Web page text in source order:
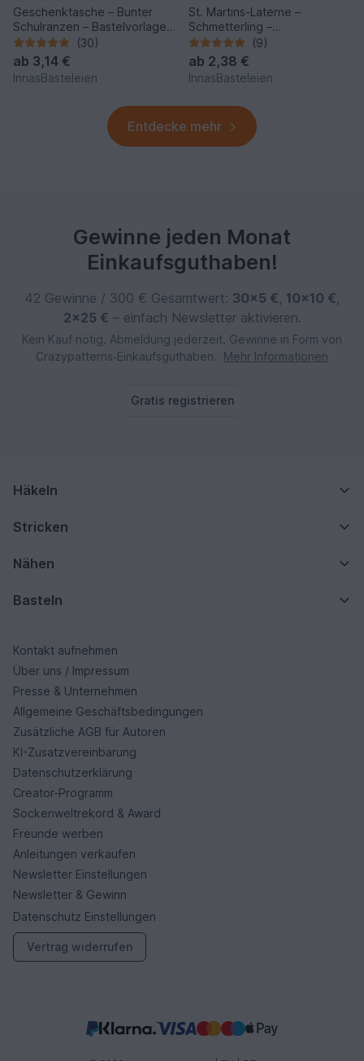
Geschenktasche – Bunter
Schulranzen – Bastelvorlagen
mit Anleitung(30)
ab 3,14 €
InnasBasteleien
St. Martins-Laterne –
Schmetterling –
Bastelanleitung und Vorlagen
(9)
ab 2,38 €
InnasBasteleien
Entdecke mehr
Gewinne jeden Monat
Einkaufsguthaben!
42 Gewinne / 300 € Gesamtwert: 30×5 €, 10×10 €,
2×25 € – einfach Newsletter aktivieren.
Kein Kauf nötig. Abmeldung jederzeit. Gewinne in Form von
Crazypatterns‑Einkaufsguthaben.
Mehr Informationen
Gratis registrieren
Häkeln
Stricken
Nähen
Basteln
Kontakt aufnehmen
Über uns / Impressum
Presse & Unternehmen
Allgemeine Geschäftsbedingungen
Zusätzliche AGB für Autoren
KI-Zusatzvereinbarung
Datenschutzerklärung
Creator-Programm
Sockenweltrekord & Award
Freunde werben
Anleitungen verkaufen
Newsletter Einstellungen
Newsletter & Gewinn
Datenschutz Einstellungen
Vertrag widerrufen